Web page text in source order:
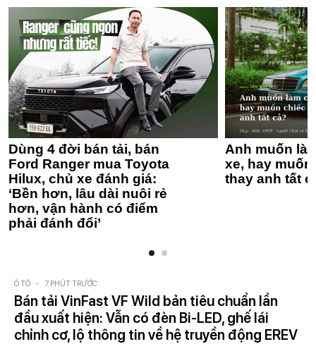
Dùng 4 đời bán tải, bán
Ford Ranger mua Toyota
Hilux, chủ xe đánh giá:
‘Bền hơn, lâu dài nuôi rẻ
hơn, vận hành có điểm
phải đánh đổi’
Anh muốn
xe, hay
thay anh tất
Ô TÔ - 7 PHÚT TRƯỚC
Bán tải VinFast VF Wild bản tiêu chuẩn lần
đầu xuất hiện: Vẫn có đèn Bi-LED, ghế lái
chỉnh cơ, lộ thông tin về hệ truyền động EREV